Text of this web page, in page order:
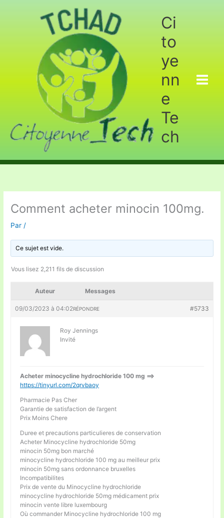
Ci
to
ye
nn
e
Te
ch
Comment acheter minocin 100mg.
Par /
Ce sujet est vide.
Vous lisez 2,211 fils de discussion
Auteur Messages
09/03/2023 à 04:02 #5733
RÉPONDRE
Roy Jennings
Invité
Acheter minocycline hydrochloride 100 mg ==>
https://tinyurl.com/2qrvbaoy
Pharmacie Pas Cher
Garantie de satisfaction de l’argent
Prix Moins Chere
Duree et precautions particulieres de conservation
Acheter Minocycline hydrochloride 50mg
minocin 50mg bon marché
minocycline hydrochloride 100 mg au meilleur prix
minocin 50mg sans ordonnance bruxelles
Incompatibilites
Prix de vente du Minocycline hydrochloride
minocycline hydrochloride 50mg médicament prix
minocin vente libre luxembourg
Où commander Minocycline hydrochloride 100 mg